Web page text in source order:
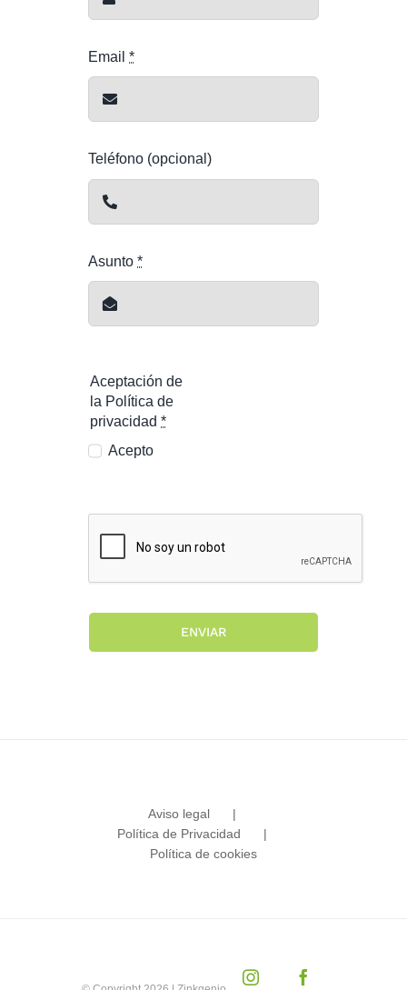
Email*
Teléfono (opcional)
Asunto*
Aceptación de
la Política de
privacidad*
Acepto
ENVIAR
Aviso legal
Política de Privacidad
Política de cookies
InstagramFacebook